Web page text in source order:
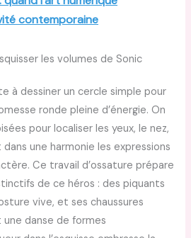
contemporaine
les volumes de Sonic
à dessiner un cercle simple pour
ronde pleine d’énergie. On
pour localiser les yeux, le nez,
une harmonie les expressions
Ce travail d’ossature prépare
de ce héros : des piquants
vive, et ses chaussures
une danse de formes